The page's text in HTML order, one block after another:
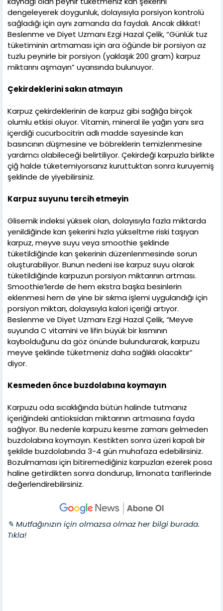
dengeleyerek doygunluk, dolayısıyla porsiyon kontrolü
sağladığı için aynı zamanda da faydalı. Ancak dikkat!
Beslenme ve Diyet Uzmanı Ezgi Hazal Çelik, “Günlük tuz
tüketiminin artmaması için ara öğünde bir porsiyon az
tuzlu peynirle bir porsiyon (yaklaşık 200 gram) karpuz
miktarını aşmayın” uyarısında bulunuyor.
Çekirdeklerini sakın atmayın
Karpuz çekirdeklerinin de karpuz gibi sağlığa birçok
olumlu etkisi oluyor. Vitamin, mineral ile yağın yanı sıra
içerdiği cucurbocitrin adlı madde sayesinde kan
basıncının düşmesine ve böbreklerin temizlenmesine
yardımcı olabileceği belirtiliyor. Çekirdeği karpuzla birlikte
çiğ halde tüketemiyorsanız kuruttuktan sonra kuruyemiş
şeklinde de yiyebilirsiniz.
Karpuz suyunu tercih etmeyin
Glisemik indeksi yüksek olan, dolayısıyla fazla miktarda
yenildiğinde kan şekerini hızla yükseltme riski taşıyan
karpuz, meyve suyu veya smoothie şeklinde
tüketildiğinde kan şekerinin düzenlenmesinde sorun
oluşturabiliyor. Bunun nedeni ise karpuz suyu olarak
tüketildiğinde karpuzun porsiyon miktarının artması.
Smoothie’lerde de hem ekstra başka besinlerin
eklenmesi hem de yine bir sıkma işlemi uygulandığı için
porsiyon miktarı, dolayısıyla kalori içeriği artıyor.
Beslenme ve Diyet Uzmanı Ezgi Hazal Çelik, “Meyve
suyunda C vitamini ve lifin büyük bir kısmının
kaybolduğunu da göz önünde bulundurarak, karpuzu
meyve şeklinde tüketmeniz daha sağlıklı olacaktır”
diyor.
Kesmeden önce buzdolabına koymayın
Karpuzu oda sıcaklığında bütün halinde tutmanız
içeriğindeki antioksidan miktarının artmasına fayda
sağlıyor. Bu nedenle karpuzu kesme zamanı gelmeden
buzdolabına koymayın. Kestikten sonra üzeri kapalı bir
şekilde buzdolabında 3-4 gün muhafaza edebilirsiniz.
Bozulmaması için bitiremediğiniz karpuzları ezerek posa
haline getirdikten sonra dondurup, limonata tariflerinde
değerlendirebilirsiniz.
✎ Mutfağınızın için olmazsa olmaz her bilgi burada.
Tıkla!